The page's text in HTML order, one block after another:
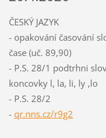
ČESKÝ JAZYK
- opakování časování
čase (uč. 89,90)
- P.S. 28/1 podtrhni
koncovky l, la, li, ly ,lo
- P.S. 28/2
- qr.nns.cz/r9g2